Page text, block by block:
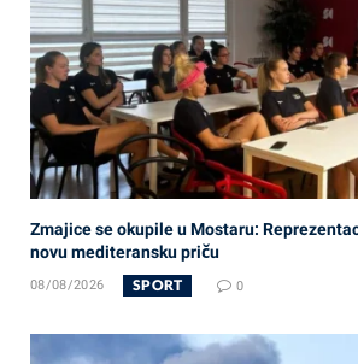
Zmajice se okupile u Mostaru:
novu mediteransku priču
08/08/2026 SPORT 0